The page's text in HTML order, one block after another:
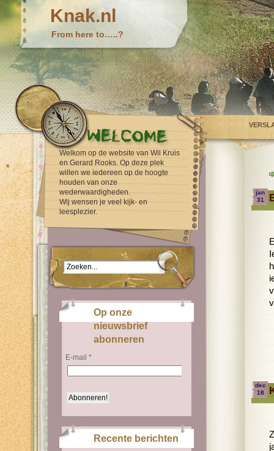
Knak.nl
From here to…..?
Welkom op de website van Wil Kruis
en Gerard Rooks. Op deze plek
willen we iedereen op de hoogte
houden van onze
wederwaardigheden.
Wij wensen je veel kijk- en
leesplezier.
Op onze
nieuwsbrief
abonneren
E-mail *
Recente berichten
jan
31
dec
18